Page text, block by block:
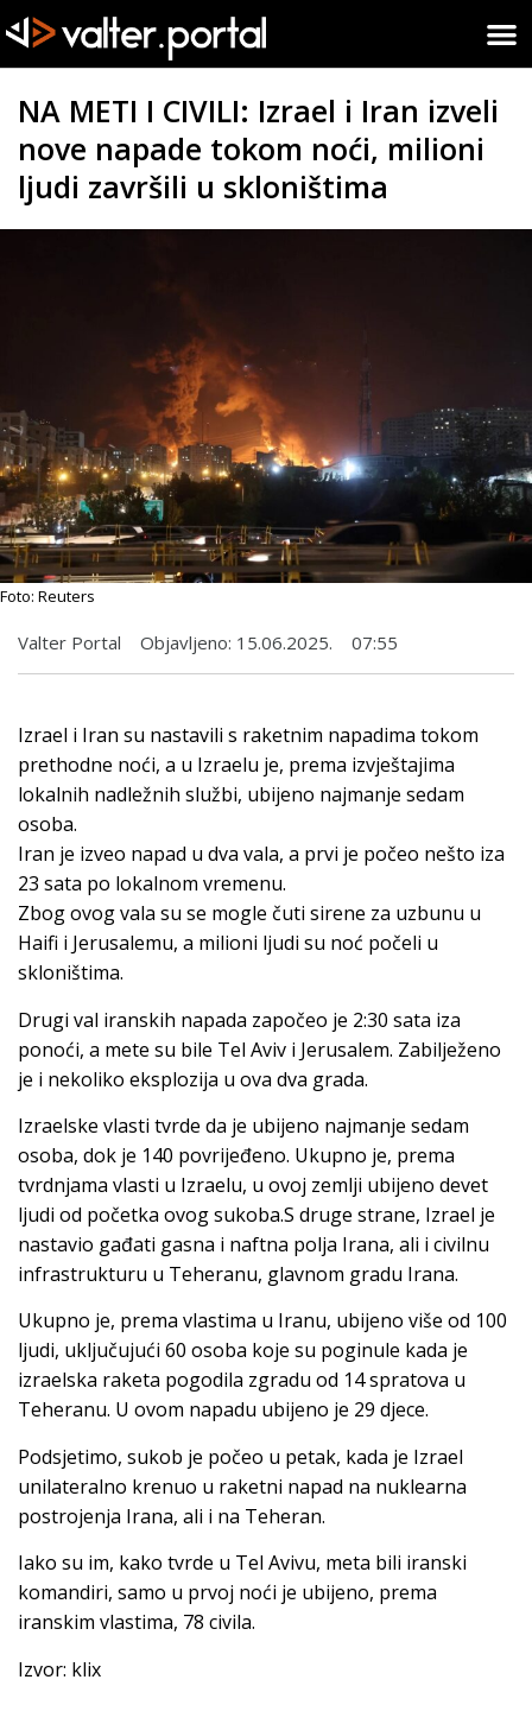
NA METI I CIVILI: Izrael i Iran izveli
nove napade tokom noći, milioni
ljudi završili u skloništima
Foto: Reuters
Valter Portal Objavljeno: 15.06.2025. 07:55
Izrael i Iran su nastavili s raketnim napadima tokom
prethodne noći, a u Izraelu je, prema izvještajima
lokalnih nadležnih službi, ubijeno najmanje sedam
osoba.
Iran je izveo napad u dva vala, a prvi je počeo nešto iza
23 sata po lokalnom vremenu.
Zbog ovog vala su se mogle čuti sirene za uzbunu u
Haifi i Jerusalemu, a milioni ljudi su noć počeli u
skloništima.
Drugi val iranskih napada započeo je 2:30 sata iza
ponoći, a mete su bile Tel Aviv i Jerusalem. Zabilježeno
je i nekoliko eksplozija u ova dva grada.
Izraelske vlasti tvrde da je ubijeno najmanje sedam
osoba, dok je 140 povrijeđeno. Ukupno je, prema
tvrdnjama vlasti u Izraelu, u ovoj zemlji ubijeno devet
ljudi od početka ovog sukoba.S druge strane, Izrael je
nastavio gađati gasna i naftna polja Irana, ali i civilnu
infrastrukturu u Teheranu, glavnom gradu Irana.
Ukupno je, prema vlastima u Iranu, ubijeno više od 100
ljudi, uključujući 60 osoba koje su poginule kada je
izraelska raketa pogodila zgradu od 14 spratova u
Teheranu. U ovom napadu ubijeno je 29 djece.
Podsjetimo, sukob je počeo u petak, kada je Izrael
unilateralno krenuo u raketni napad na nuklearna
postrojenja Irana, ali i na Teheran.
Iako su im, kako tvrde u Tel Avivu, meta bili iranski
komandiri, samo u prvoj noći je ubijeno, prema
iranskim vlastima, 78 civila.
Izvor: klix